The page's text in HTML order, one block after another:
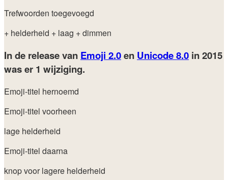
Trefwoorden toegevoegd
+ helderheid + laag + dimmen
In de release van Emoji 2.0en Unicode 8.0 in 2015
was er 1 wijziging.
Emoji-titel hernoemd
Emoji-titel voorheen
lage helderheid
Emoji-titel daarna
knop voor lagere helderheid